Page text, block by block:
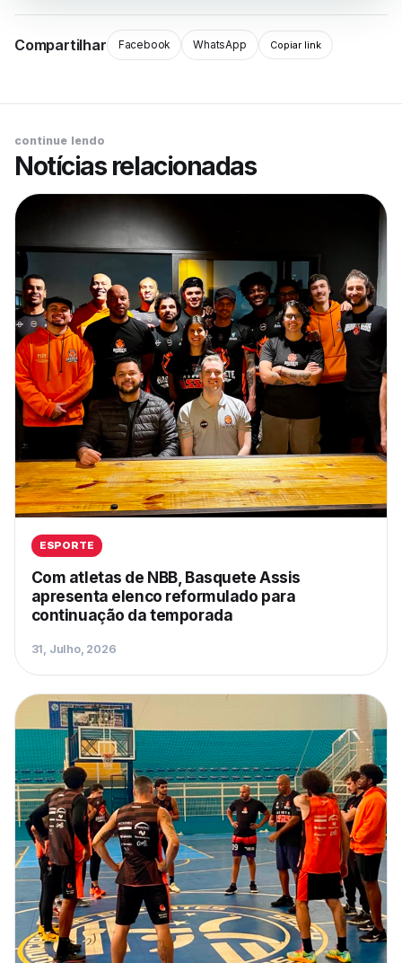
Compartilhar Facebook WhatsApp Copiar link
continue lendo
Notícias relacionadas
ESPORTE
Com atletas de NBB, Basquete Assis
apresenta elenco reformulado para
continuação da temporada
31, Julho, 2026